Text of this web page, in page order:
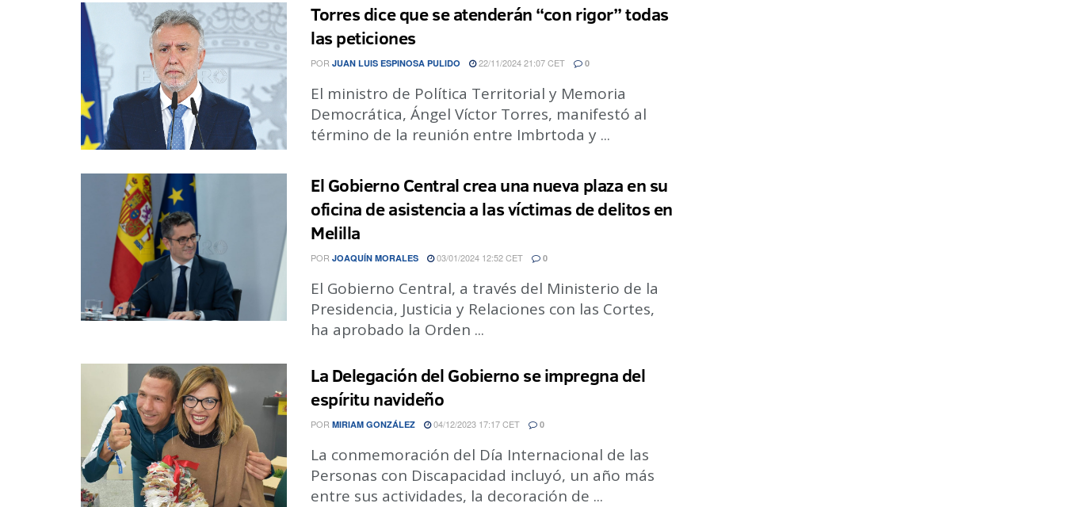
Torres dice que se atenderán “con rigor” todas
las peticiones
POR JUAN LUIS ESPINOSA PULIDO 22/11/2024 21:07 CET 0
El ministro de Política Territorial y Memoria
Democrática, Ángel Víctor Torres, manifestó al
término de la reunión entre Imbrtoda y ...
El Gobierno Central crea una nueva plaza en su
oficina de asistencia a las víctimas de delitos en
Melilla
POR JOAQUÍN MORALES 03/01/2024 12:52 CET 0
El Gobierno Central, a través del Ministerio de la
Presidencia, Justicia y Relaciones con las Cortes,
ha aprobado la Orden ...
La Delegación del Gobierno se impregna del
espíritu navideño
POR MIRIAM GONZÁLEZ 04/12/2023 17:17 CET 0
La conmemoración del Día Internacional de las
Personas con Discapacidad incluyó, un año más
entre sus actividades, la decoración de ...